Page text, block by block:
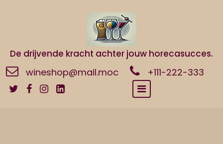
De drijvende kracht achter jouw horecasucces.
wineshop@mail.moc +111-222-333